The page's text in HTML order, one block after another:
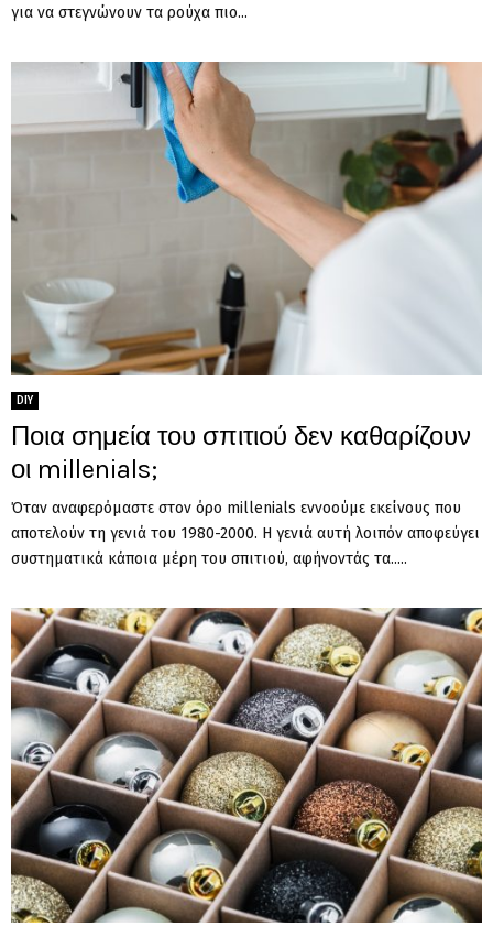
για να στεγνώνουν τα ρούχα πιο...
DIY
Ποια σημεία του σπιτιού δεν καθαρίζουν
οι millenials;
Όταν αναφερόμαστε στον όρο millenials εννοούμε εκείνους που
αποτελούν τη γενιά του 1980-2000. Η γενιά αυτή λοιπόν αποφεύγει
συστηματικά κάποια μέρη του σπιτιού, αφήνοντάς τα.....